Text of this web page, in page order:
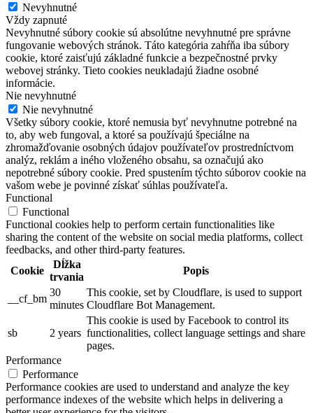
Nevyhnutné
Vždy zapnuté
Nevyhnutné súbory cookie sú absolútne nevyhnutné pre správne
fungovanie webových stránok. Táto kategória zahŕňa iba súbory
cookie, ktoré zaisťujú základné funkcie a bezpečnostné prvky
webovej stránky. Tieto cookies neukladajú žiadne osobné
informácie.
Nie nevyhnutné
Nie nevyhnutné
Všetky súbory cookie, ktoré nemusia byť nevyhnutne potrebné na
to, aby web fungoval, a ktoré sa používajú špeciálne na
zhromažďovanie osobných údajov používateľov prostredníctvom
analýz, reklám a iného vloženého obsahu, sa označujú ako
nepotrebné súbory cookie. Pred spustením týchto súborov cookie na
vašom webe je povinné získať súhlas používateľa.
Functional
Functional
Functional cookies help to perform certain functionalities like
sharing the content of the website on social media platforms, collect
feedbacks, and other third-party features.
Cookie
Dĺžka
trvania
Popis
__cf_bm
30
minutes
This cookie, set by Cloudflare, is used to support
Cloudflare Bot Management.
sb 2 years
This cookie is used by Facebook to control its
functionalities, collect language settings and share
pages.
Performance
Performance
Performance cookies are used to understand and analyze the key
performance indexes of the website which helps in delivering a